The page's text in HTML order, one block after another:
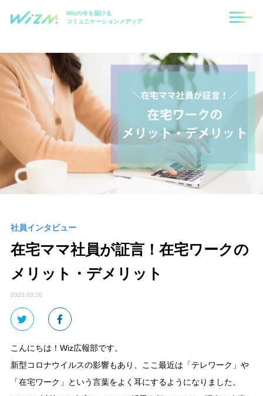
Wizの今を届ける
コミュニケーションメディア
社員インタビュー
在宅ママ社員が証言！在宅ワークの
メリット・デメリット
2020.03.20
こんにちは！Wiz広報部です。
新型コロナウイルスの影響もあり、ここ最近は「テレワーク」や
「在宅ワーク」という言葉をよく耳にするようになりました。